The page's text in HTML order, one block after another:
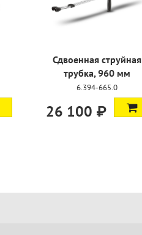
Сдвоенная струйная
трубка, 960 мм
6.394-665.0
26 100 ₽